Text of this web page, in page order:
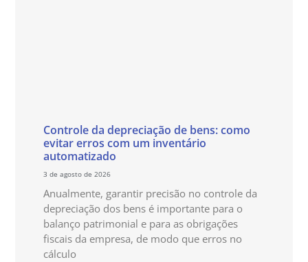
Controle da depreciação de bens: como
evitar erros com um inventário
automatizado
3 de agosto de 2026
Anualmente, garantir precisão no controle da
depreciação dos bens é importante para o
balanço patrimonial e para as obrigações
fiscais da empresa, de modo que erros no
cálculo